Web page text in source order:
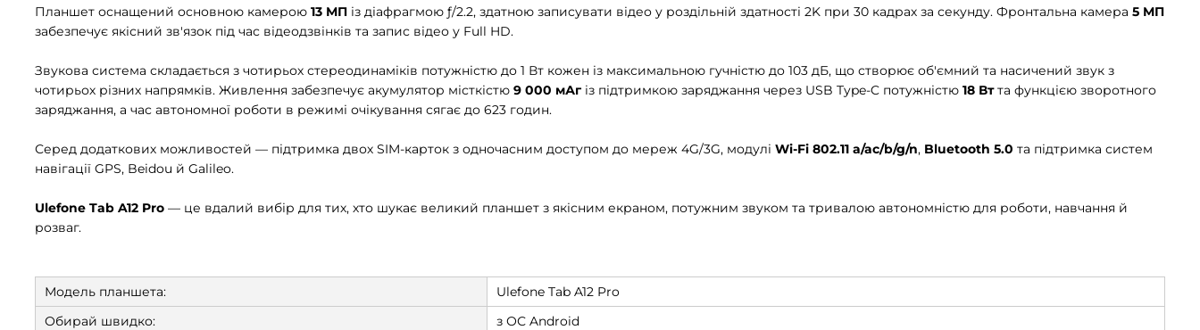
Планшет оснащений основною камерою 13 МП із діафрагмою ƒ/2.2, здатною записувати відео у роздільній здатності 2K при 30 кадрах за секунду. Фронтальна камера 5 МП
забезпечує якісний зв'язок під час відеодзвінків та запис відео у Full HD.
Звукова система складається з чотирьох стереодинаміків потужністю до 1 Вт кожен із максимальною гучністю до 103 дБ, що створює об'ємний та насичений звук з
чотирьох різних напрямків. Живлення забезпечує акумулятор місткістю 9 000 мАг із підтримкою заряджання через USB Type-C потужністю 18 Втта функцією зворотного
заряджання, а час автономної роботи в режимі очікування сягає до 623 годин.
Серед додаткових можливостей — підтримка двох SIM-карток з одночасним доступом до мереж 4G/3G, модулі Wi-Fi 802.11 a/ac/b/g/n, Bluetooth 5.0 та підтримка систем
навігації GPS, Beidou й Galileo.
Ulefone Tab A12 Pro — це вдалий вибір для тих, хто шукає великий планшет з якісним екраном, потужним звуком та тривалою автономністю для роботи, навчання й
розваг.
Модель планшета:
Ulefone Tab A12 Pro
Обирай швидко:
з ОС Android